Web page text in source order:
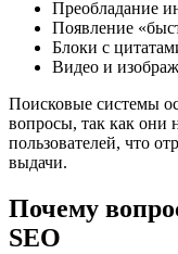
Преобладание
Появление
Блоки с
Видео и
Поисковые системы
вопросы, так как они
пользователей, что
выдачи.
Почему
SEO